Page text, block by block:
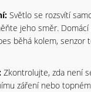
Světlo se rozsvítí
jeho směr.
běhá kolem, senzor
Zkontrolujte, zda není
záření nebo